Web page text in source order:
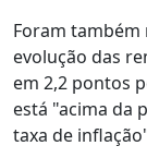
Foram também
evolução das
em 2,2 pontos
está "acima da
taxa de